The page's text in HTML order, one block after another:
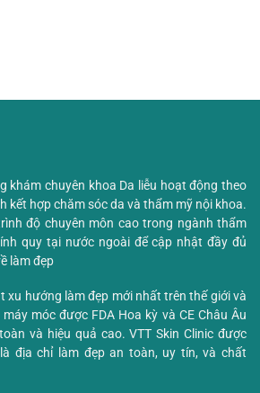
khám chuyên khoa Da liễu hoạt động theo
kết hợp chăm sóc da và thẩm mỹ nội khoa.
độ chuyên môn cao trong ngành thẩm
quy tại nước ngoài để cập nhật đầy đủ
làm đẹp
xu hướng làm đẹp mới nhất trên thế giới và
móc được FDA Hoa kỳ và CE Châu Âu
và hiệu quả cao. VTT Skin Clinic được
địa chỉ làm đẹp an toàn, uy tín, và chất